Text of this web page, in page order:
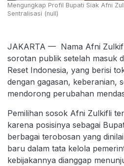
Mengungkap Profil Bupati Siak Afni
Sentralisasi (null)
JAKARTA — Nama Afni
sorotan publik setelah masuk
Reset Indonesia, yang berisi
dengan gagasan, keberanian,
mendorong perubahan
Pemilihan sosok Afni Zulkifli
karena posisinya sebagai
berbagai terobosan yang
baru dalam tata kelola
kebijakannya dianggap